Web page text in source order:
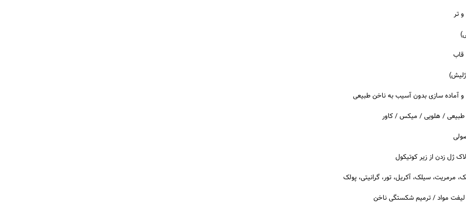
تر
قاب
آماده سازی بدون آسیب به ناخن طبیعی
طبیعی / هلویی / میکس / کاور
ژل زدن از زیر کوتیکول
مرمریت، سیلک، آکریل، تور، گرانیتی، پولک
مواد / ترمیم شکستگی ناخن